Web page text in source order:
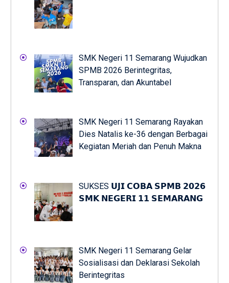
SMK Negeri 11 Semarang Wujudkan
SPMB 2026 Berintegritas,
Transparan, dan Akuntabel
SMK Negeri 11 Semarang Rayakan
Dies Natalis ke-36 dengan Berbagai
Kegiatan Meriah dan Penuh Makna
SUKSES 𝗨𝗝𝗜 𝗖𝗢𝗕𝗔 𝗦𝗣𝗠𝗕 𝟮𝟬𝟮𝟲
𝗦𝗠𝗞 𝗡𝗘𝗚𝗘𝗥𝗜 𝟭𝟭 𝗦𝗘𝗠𝗔𝗥𝗔𝗡𝗚
SMK Negeri 11 Semarang Gelar
Sosialisasi dan Deklarasi Sekolah
Berintegritas